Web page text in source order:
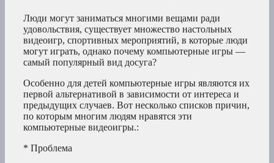
Люди могут заниматься многими вещами ради
удовольствия, существует множество настольных
видеоигр, спортивных мероприятий, в которые люди
могут играть, однако почему компьютерные игры —
самый популярный вид досуга?
Особенно для детей компьютерные игры являются их
первой альтернативой в зависимости от интереса и
предыдущих случаев. Вот несколько списков причин,
по которым многим людям нравятся эти
компьютерные видеоигры.:
* Проблема